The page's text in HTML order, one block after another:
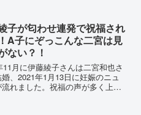
性格について調査しました。亀梨
嫌われる3つ...
子が匂わせ連発で祝福され
A子にぞっこんな二宮は見
ない？！
11月に伊藤綾子さんは二宮和也さ
、2021年1月13日に妊娠のニュ
れました。祝福の声が多く上が